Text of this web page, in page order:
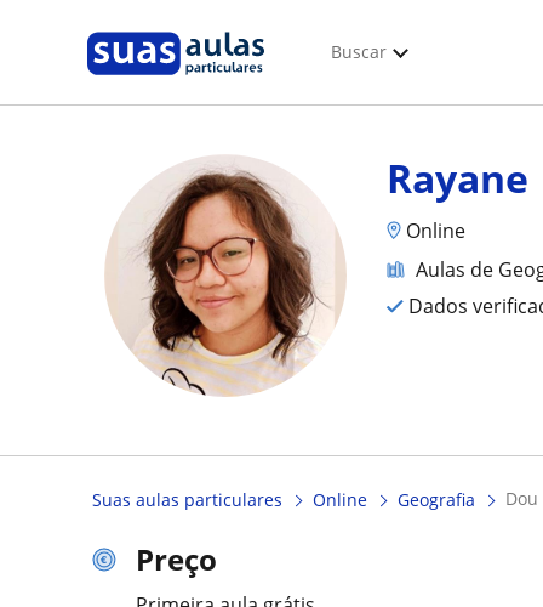
Buscar
Rayane
Online
Aulas de
Dados
Suas aulas particulares Online Geografia
Preço